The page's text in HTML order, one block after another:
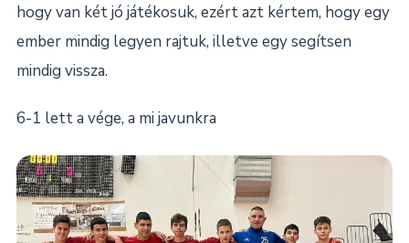
hogy van két jó játékosuk, ezért azt kértem, hogy egy
ember mindig legyen rajtuk, illetve egy segítsen
mindig vissza.
6-1 lett a vége, a mi javunkra